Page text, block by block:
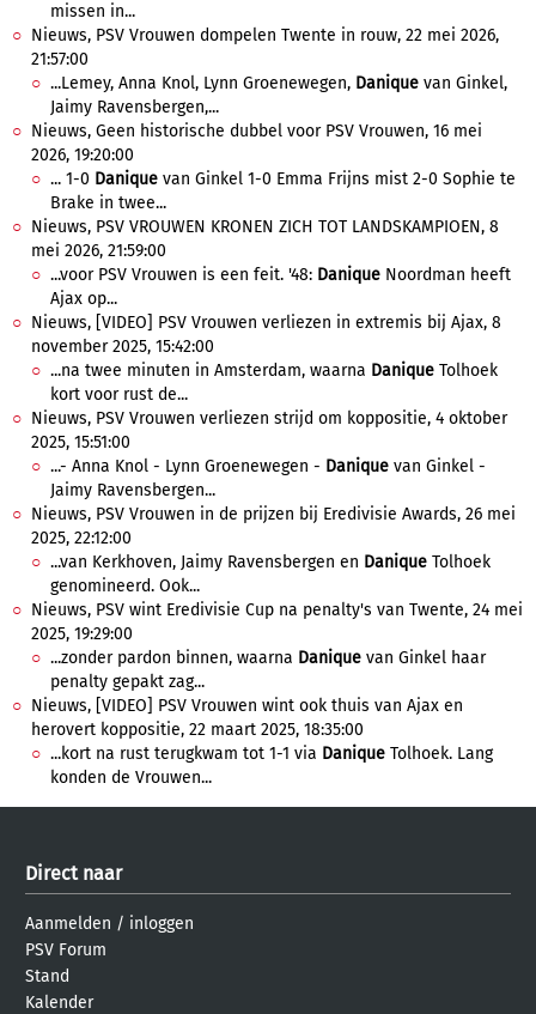
missen in...
Nieuws, PSV Vrouwen dompelen Twente in rouw, 22 mei 2026,
21:57:00
...Lemey, Anna Knol, Lynn Groenewegen, Danique van Ginkel,
Jaimy Ravensbergen,...
Nieuws, Geen historische dubbel voor PSV Vrouwen, 16 mei
2026, 19:20:00
... 1-0 Danique van Ginkel 1-0 Emma Frijns mist 2-0 Sophie te
Brake in twee...
Nieuws, PSV VROUWEN KRONEN ZICH TOT LANDSKAMPIOEN, 8
mei 2026, 21:59:00
...voor PSV Vrouwen is een feit. '48: Danique Noordman heeft
Ajax op...
Nieuws, [VIDEO] PSV Vrouwen verliezen in extremis bij Ajax, 8
november 2025, 15:42:00
...na twee minuten in Amsterdam, waarna Danique Tolhoek
kort voor rust de...
Nieuws, PSV Vrouwen verliezen strijd om koppositie, 4 oktober
2025, 15:51:00
...- Anna Knol - Lynn Groenewegen - Danique van Ginkel -
Jaimy Ravensbergen...
Nieuws, PSV Vrouwen in de prijzen bij Eredivisie Awards, 26 mei
2025, 22:12:00
...van Kerkhoven, Jaimy Ravensbergen en Danique Tolhoek
genomineerd. Ook...
Nieuws, PSV wint Eredivisie Cup na penalty's van Twente, 24 mei
2025, 19:29:00
...zonder pardon binnen, waarna Danique van Ginkel haar
penalty gepakt zag...
Nieuws, [VIDEO] PSV Vrouwen wint ook thuis van Ajax en
herovert koppositie, 22 maart 2025, 18:35:00
...kort na rust terugkwam tot 1-1 via Danique Tolhoek. Lang
konden de Vrouwen...
Direct naar
Aanmelden / inloggen
PSV Forum
Stand
Kalender